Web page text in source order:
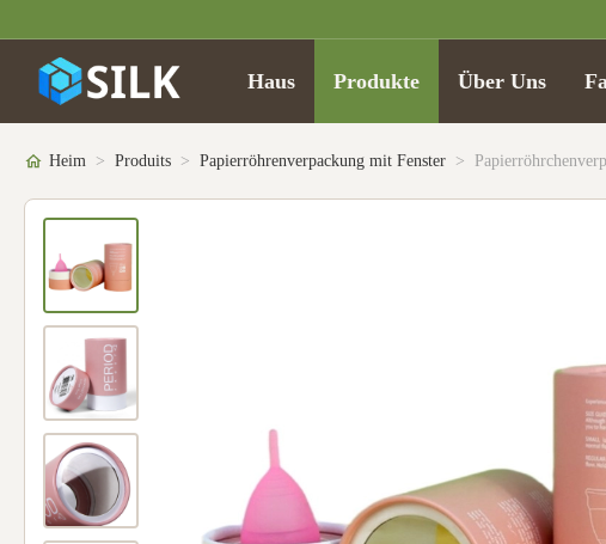
Haus Produkte Über Uns
Heim > Produits > Papierröhrenverpackung mit Fenster >